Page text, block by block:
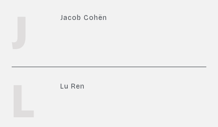
Jacob Cohën
Lu Ren